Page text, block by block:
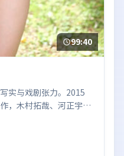
99:40
实与戏剧张力。2015
，木村拓哉、河正宇、
风格统一，配乐与剪辑